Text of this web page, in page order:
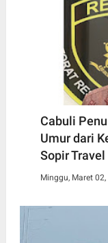
Cabuli
Umur dari
Sopir
Minggu, Maret